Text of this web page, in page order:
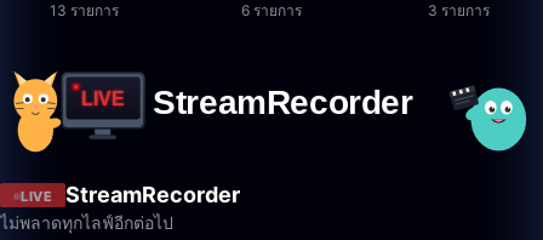
13 รายการ 6 รายการ 3 รายการ
LIVE StreamRecorder
ไม่พลาดทุกไลฟ์อีกต่อไป